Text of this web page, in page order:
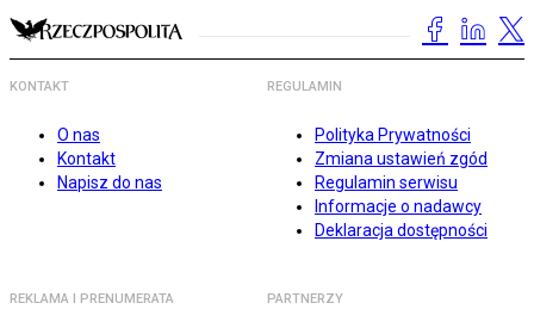
KONTAKT
O nas
Kontakt
Napisz do nas
REGULAMIN
Polityka Prywatności
Zmiana ustawień zgód
Regulamin serwisu
Informacje o nadawcy
Deklaracja dostępności
REKLAMA I PRENUMERATA PARTNERZY